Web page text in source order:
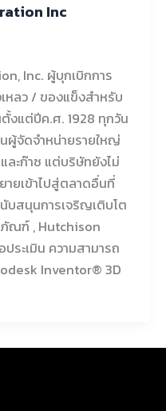
Inc
Inc. ผู้บุกเบิกการ
หลว / ของแข็งสำหรับ
งแต่ปีค.ศ. 1928 ทุกวัน
ผู้จัดจำหน่ายรายใหญ่
ละก๊าซ แต่บริษัทยังไม่
ยเข้าไปสู่ตลาดอื่นที่
บสนุนการเจริญเติบโต
ณฑ์ , Hutchison
ระเมิน ความสามารถ
Inventor® 3D